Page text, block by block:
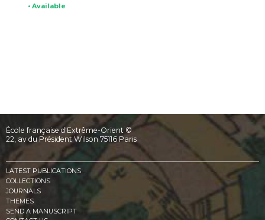
• Available
École française d'Extrême-Orient ©
22, av du Président Wilson 75116 Paris
LATEST PUBLICATIONS
COLLECTIONS
JOURNALS
THEMES
SEND A MANUSCRIPT